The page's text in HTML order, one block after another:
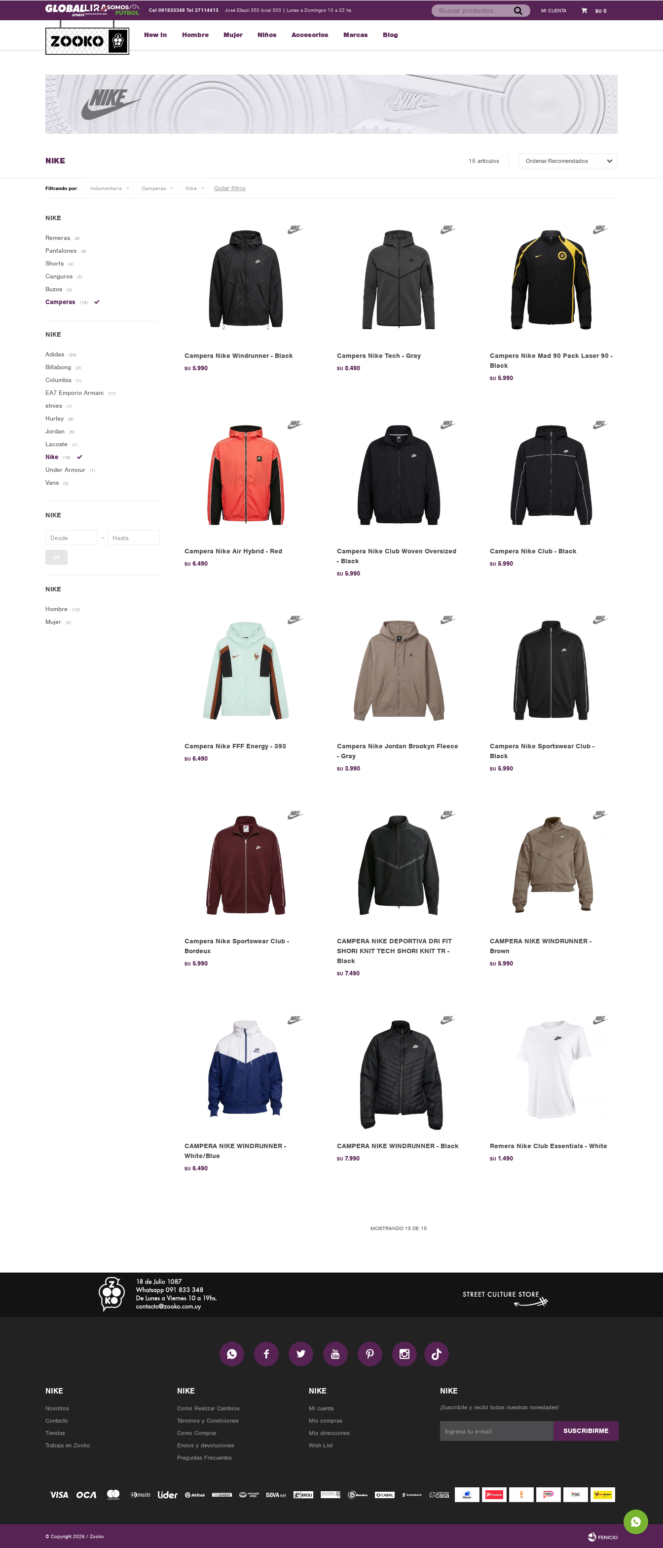
New In Hombre Mujer Niños Accesorios Marcas Blog
$U 0
Cel 091833348 Tel 27114413 José Ellauri 350 local 303 | Lunes a Domingos 10 a 22 hs.
15 artículos Recomendados
Filtrando por: Indumentaria Camperas Nike Quitar filtros
Campera Nike Windrunner - Black
$U 5.990
Campera Nike Tech - Gray
$U 8.490
Campera Nike Mad 90 Pack Laser 90 -
Black
$U 5.990
Campera Nike Air Hybrid - Red
$U 6.490
Campera Nike Club Woven Oversized
- Black
$U 5.990
Campera Nike Club - Black
$U 5.990
Campera Nike FFF Energy - 393
$U 6.490
Campera Nike Jordan Brookyn Fleece
- Gray
$U 3.990
Campera Nike Sportswear Club -
Black
$U 5.990
Campera Nike Sportswear Club -
Bordeux
$U 5.990
CAMPERA NIKE DEPORTIVA DRI FIT
SHORI KNIT TECH SHORI KNIT TR -
Black
$U 7.490
CAMPERA NIKE WINDRUNNER -
Brown
$U 5.990
CAMPERA NIKE WINDRUNNER -
White/Blue
$U 6.490
CAMPERA NIKE WINDRUNNER - Black
$U 7.990
Remera Nike Club Essentials - White
$U 1.490
MOSTRANDO 15 DE 15
Remeras (6)
Pantalones (8)
Shorts (4)
Canguros (2)
Buzos (2)
Camperas (15)
Adidas (23)
Billabong (2)
Columbia (1)
EA7 Emporio Armani (11)
etnies (1)
Hurley (8)
Jordan (5)
Lacoste (1)
Nike (15)
Under Armour (1)
Vans (2)
OK
Hombre (12)
Mujer (2)
     
Nosotros
Contacto
Tiendas
Trabaja en Zooko
Como Realizar Cambios
Términos y Condiciones
Como Comprar
Envios y devoluciones
Preguntas Frecuentes
Mi cuenta
Mis compras
Mis direcciones
Wish List
¡Suscribite y recibí todas nuestras novedades!
SUSCRIBIRME
© Copyright 2026 / Zooko